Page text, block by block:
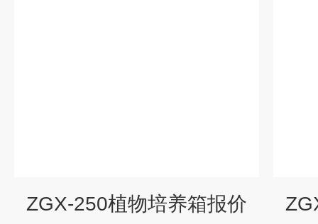
ZGX-250植物培养箱报价